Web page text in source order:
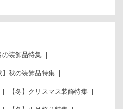
の装飾品特集
】秋の装飾品特集
【冬】クリスマス装飾特集